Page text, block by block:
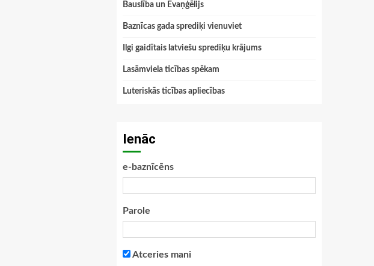
Bauslība un Evaņģēlijs
Baznīcas gada sprediķi vienuviet
Ilgi gaidītais latviešu sprediķu krājums
Lasāmviela ticības spēkam
Luteriskās ticības apliecības
Ienāc
e-baznīcēns
Parole
Atceries mani